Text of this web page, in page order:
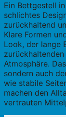
Ein Bettgestell
schlichtes
zurückhaltend
Klare Formen
Look, der lange
Atmosphäre.
sondern auch
wie stabile
machen den
vertrauten